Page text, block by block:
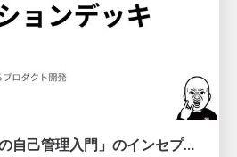
「エンジニアのための自己管理入門」のインセプションデッキ/Inception Deck of Self-Management beginner's guide book